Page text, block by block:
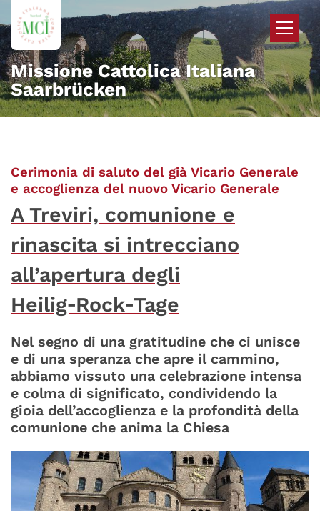
Zum Inhalt springen
Missione Cattolica Italiana
Saarbrücken
Cerimonia di saluto del già Vicario Generale
e accoglienza del nuovo Vicario Generale
A Treviri, comunione e
rinascita si intrecciano
all’apertura degli
Heilig‑Rock‑Tage
Nel segno di una gratitudine che ci unisce
e di una speranza che apre il cammino,
abbiamo vissuto una celebrazione intensa
e colma di significato, condividendo la
gioia dell’accoglienza e la profondità della
comunione che anima la Chiesa